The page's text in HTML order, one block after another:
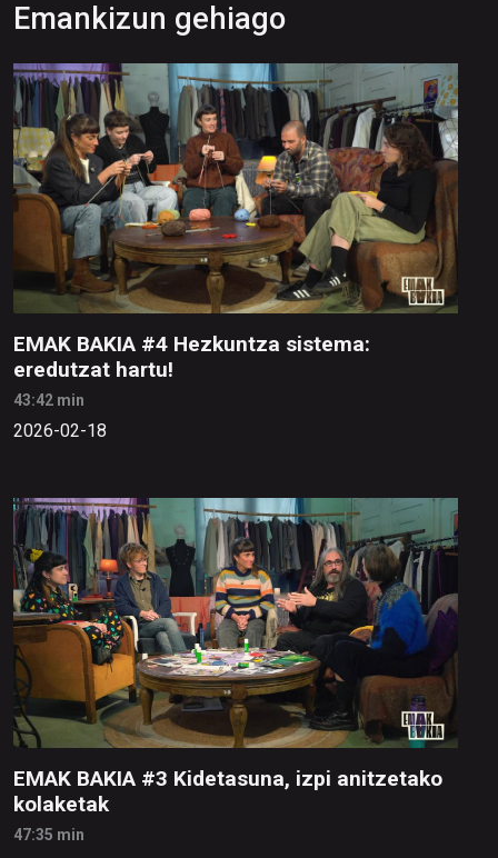
Emankizun gehiago
EMAK BAKIA #4 Hezkuntza sistema:
eredutzat hartu!
43:42 min
2026-02-18
EMAK BAKIA #3 Kidetasuna, izpi anitzetako
kolaketak
47:35 min